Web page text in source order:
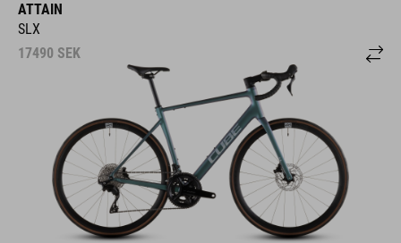
ATTAIN
SLX
17490 SEK